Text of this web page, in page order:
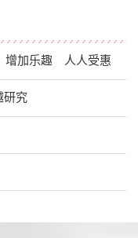
加乐趣 人人受惠
研究